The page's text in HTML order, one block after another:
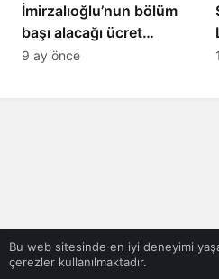
İmirzalıoğlu’nun bölüm
başı alacağı ücret
Türkiye’de bir ilk:
9 ay önce
Bu web sitesinde en iyi deneyimi
çerezler kullanılmaktadır.